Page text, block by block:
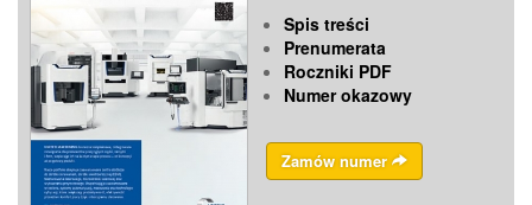
Spis treści
Prenumerata
Roczniki PDF
Numer okazowy
Zamów numer